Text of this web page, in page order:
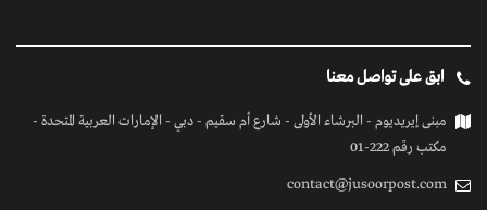
ابق على تواصل معنا
مبنى إيريديوم - البرشاء الأولى - شارع أم سقيم - دبي - الإمارات العربية المتحدة -
مكتب رقم 222-01
contact@jusoorpost.com